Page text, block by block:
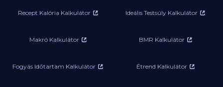
Recept Kalória Kalkulátor Ideális Testsúly Kalkulátor
Makró Kalkulátor BMR Kalkulátor
Fogyás Időtartam Kalkulátor Étrend Kalkulátor